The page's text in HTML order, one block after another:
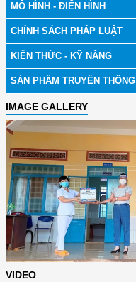
MÔ HÌNH - ĐIỂN HÌNH
CHÍNH SÁCH PHÁP LUẬT
KIẾN THỨC - KỸ NĂNG
SẢN PHẨM TRUYỀN THÔNG
IMAGE GALLERY
VIDEO